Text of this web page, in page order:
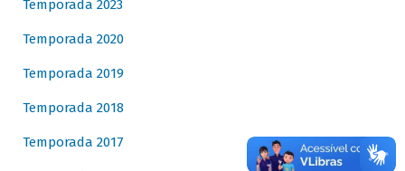
Temporada 2023
Temporada 2020
Temporada 2019
Temporada 2018
Temporada 2017